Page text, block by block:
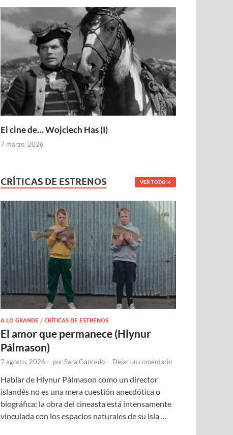
El cine de… Wojciech Has (I)
7 marzo, 2026
CRÍTICAS DE ESTRENOS VER TODO
A LO GRANDE /CRÍTICAS DE ESTRENOS
El amor que permanece (Hlynur
Pálmason)
7 agosto, 2026 - porSara Gancedo - Dejar un comentario
Hablar de Hlynur Pálmason como un director
islandés no es una mera cuestión anecdótica o
biográfica: la obra del cineasta está intensamente
vinculada con los espacios naturales de su isla …